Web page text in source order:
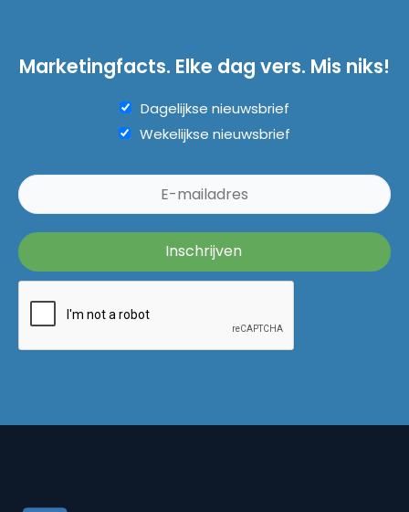
Marketingfacts. Elke dag vers. Mis niks!
Dagelijkse nieuwsbrief
Wekelijkse nieuwsbrief